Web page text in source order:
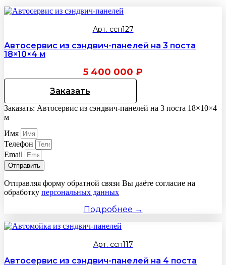
Арт. ссп127
Автосервис из сэндвич-панелей на 3 поста
18×10×4 м
5 400 000 ₽
Заказать
Заказать: Автосервис из сэндвич-панелей на 3 поста 18×10×4
м
Имя
Телефон
Email
Отправить
Отправляя форму обратной связи Вы даёте согласие на
обработку персональных данных
Подробнее →
Арт. ссп117
Автосервис из сэндвич-панелей на 4 поста